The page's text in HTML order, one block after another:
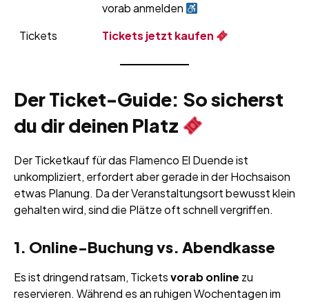
vorab anmelden
Tickets
Tickets jetzt kaufen
Der Ticket-Guide: So sicherst
du dir deinen Platz
Der Ticketkauf für das Flamenco El Duende ist
unkompliziert, erfordert aber gerade in der Hochsaison
etwas Planung. Da der Veranstaltungsort bewusst klein
gehalten wird, sind die Plätze oft schnell vergriffen.
1. Online-Buchung vs. Abendkasse
Es ist dringend ratsam, Ticketsvorab online zu
reservieren. Während es an ruhigen Wochentagen im